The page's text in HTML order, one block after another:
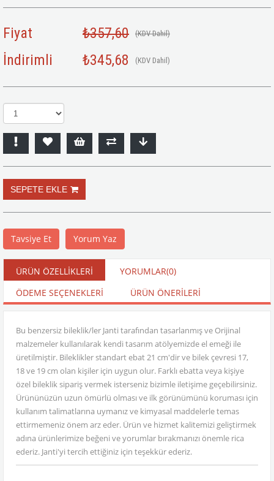
Fiyat ₺357,60 (KDV Dahil)
İndirimli ₺345,68 (KDV Dahil)
Tavsiye Et Yorum Yaz
ÜRÜN ÖZELLIKLERI YORUMLAR(0)
ÖDEME SEÇENEKLERI
ÜRÜN ÖNERILERI
Bu benzersiz bileklik/ler Janti tarafından tasarlanmış ve Orijinal
malzemeler kullanılarak kendi tasarım atölyemizde el emeği ile
üretilmiştir. Bileklikler standart ebat 21 cm'dir ve bilek çevresi 17,
18 ve 19 cm olan kişiler için uygun olur. Farklı ebatta veya kişiye
özel bileklik sipariş vermek isterseniz bizimle iletişime geçebilirsiniz.
Ürününüzün uzun ömürlü olması ve ilk görünümünü koruması için
kullanım talimatlarına uymanız ve kimyasal maddelerle temas
ettirmemeniz önem arz eder. Ürün ve hizmet kalitemizi geliştirmek
adına ürünlerimize beğeni ve yorumlar bırakmanızı önemle rica
ederiz. Janti'yi tercih ettiğiniz için teşekkür ederiz.